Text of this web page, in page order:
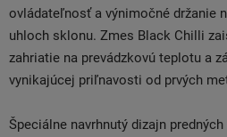
ovládateľnosť a výnimočné držanie
uhloch sklonu. Zmes Black Chilli
zahriatie na prevádzkovú teplotu a
vynikajúcej priľnavosti od prvých
Špeciálne navrhnutý dizajn